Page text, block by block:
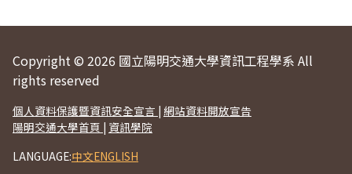
Copyright © 2026 國立陽明交通大學資訊工程學系 All
rights reserved
個人資料保護暨資訊安全宣言 | 網站資料開放宣告
陽明交通大學首頁 | 資訊學院
LANGUAGE:中文ENGLISH